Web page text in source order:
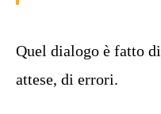
Quel dialogo è fatto
attese, di errori.